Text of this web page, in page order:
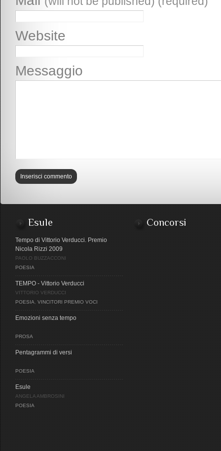
Website
Messaggio
Esule
Tempo di Vittorio Verducci. Premio
Nicola Rizzi 2009
PAOLO BUZZACCONI
POESIA
TEMPO - Vittorio Verducci
VITTORIO VERDUCCI
POESIA
VINCITORI PREMIO VOCI
Emozioni senza tempo
PROSA
Pentagrammi di versi
POESIA
Esule
ANGELA AMBROSINI
POESIA
Concorsi